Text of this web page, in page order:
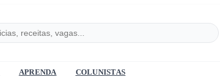
APRENDA COLUNISTAS